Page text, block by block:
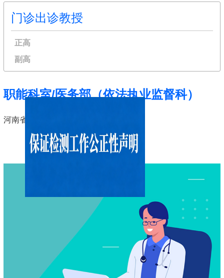
门诊出诊教授
正高
副高
职能科室/医务部（依法执业监督科）
河南省第三人民医院,河南省职业病医院
点击查看更多